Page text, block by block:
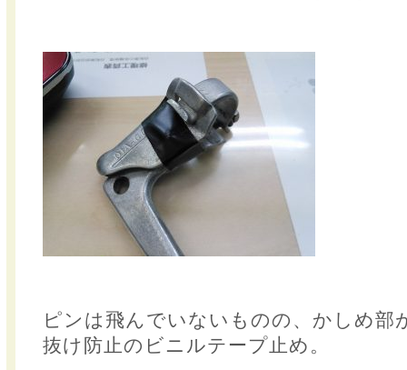
ピンは飛んでいないものの、かしめ部
抜け防止のビニルテープ止め。